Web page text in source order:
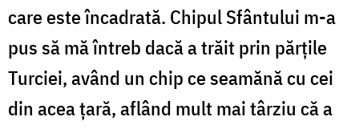
care este încadrată. Chipul Sfântului m-a
pus să mă întreb dacă a trăit prin părțile
Turciei, având un chip ce seamănă cu cei
din acea țară, aflând mult mai târziu că a